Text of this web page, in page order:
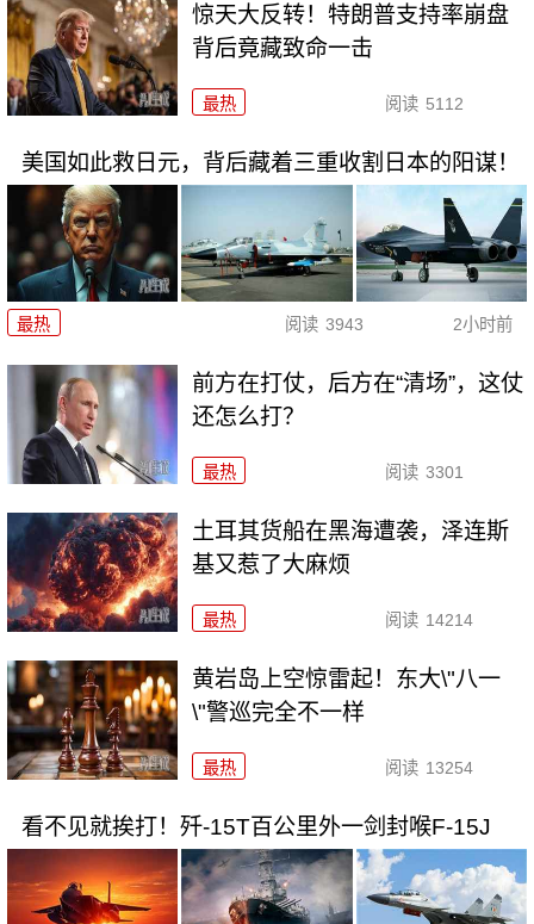
惊天大反转！特朗普支持率崩盘
背后竟藏致命一击
最热 阅读 5112
美国如此救日元，背后藏着三重收割日本的阳谋！
最热 阅读 3943 2小时前
前方在打仗，后方在“清场”，这仗
还怎么打？
最热 阅读 3301
土耳其货船在黑海遭袭，泽连斯
基又惹了大麻烦
最热 阅读 14214
黄岩岛上空惊雷起！东大\"八一
\"警巡完全不一样
最热 阅读 13254
看不见就挨打！歼-15T百公里外一剑封喉F-15J